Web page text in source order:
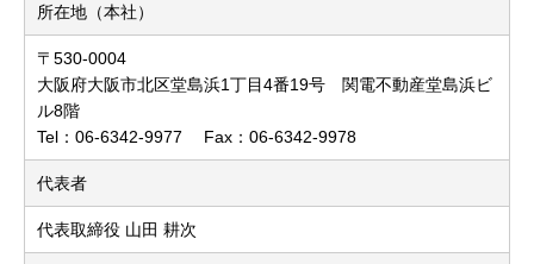
所在地（本社）
〒530-0004
大阪府大阪市北区堂島浜1丁目4番19号 関電不動産堂島浜ビ
ル8階
Tel：06-6342-9977 Fax：06-6342-9978
代表者
代表取締役 山田 耕次